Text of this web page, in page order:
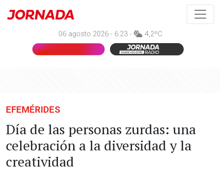
06 agosto 2026 - 6:23 - 4,2ºC
EFEMÉRIDES
Día de las personas zurdas: una
celebración a la diversidad y la
creatividad